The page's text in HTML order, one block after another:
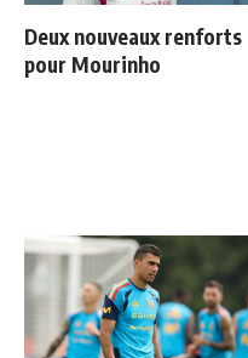
Deux nouveaux renforts
pour Mourinho